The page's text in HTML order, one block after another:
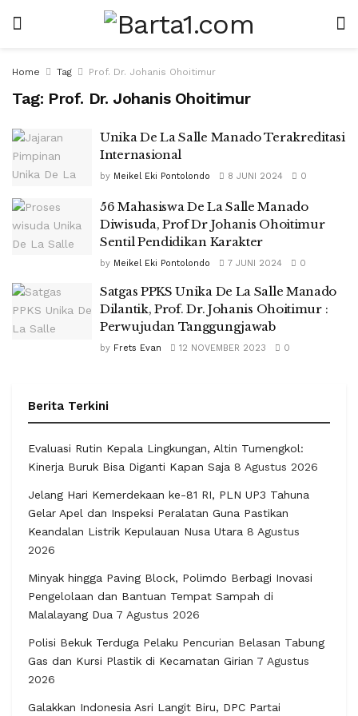
Home Tag Prof. Dr. Johanis Ohoitimur
Tag: Prof. Dr. Johanis Ohoitimur
Unika De La Salle Manado Terakreditasi
Internasional
by Meikel Eki Pontolondo 8 JUNI 2024 0
56 Mahasiswa De La Salle Manado
Diwisuda, Prof Dr Johanis Ohoitimur
Sentil Pendidikan Karakter
by Meikel Eki Pontolondo 7 JUNI 2024 0
Satgas PPKS Unika De La Salle Manado
Dilantik, Prof. Dr. Johanis Ohoitimur :
Perwujudan Tanggungjawab
by Frets Evan 12 NOVEMBER 2023 0
Berita Terkini
Evaluasi Rutin Kepala Lingkungan, Altin Tumengkol:
Kinerja Buruk Bisa Diganti Kapan Saja 8 Agustus 2026
Jelang Hari Kemerdekaan ke-81 RI, PLN UP3 Tahuna
Gelar Apel dan Inspeksi Peralatan Guna Pastikan
Keandalan Listrik Kepulauan Nusa Utara 8 Agustus
2026
Minyak hingga Paving Block, Polimdo Berbagi Inovasi
Pengelolaan dan Bantuan Tempat Sampah di
Malalayang Dua 7 Agustus 2026
Polisi Bekuk Terduga Pelaku Pencurian Belasan Tabung
Gas dan Kursi Plastik di Kecamatan Girian 7 Agustus
2026
Galakkan Indonesia Asri Langit Biru, DPC Partai